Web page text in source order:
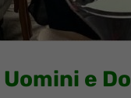
Uomini e